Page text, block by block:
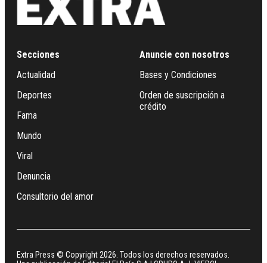
Secciones
Actualidad
Deportes
Fama
Mundo
Viral
Denuncia
Consultorio del amor
Anuncie con nosotros
Bases y Condiciones
Orden de suscripción a
crédito
Extra Press © Copyright 2026. Todos los derechos reservados.